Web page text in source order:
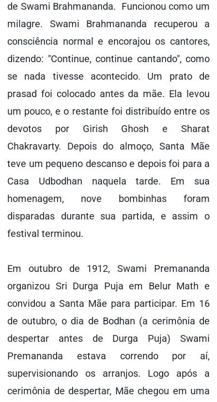
de Swami Brahmananda. Funcionou como um
milagre. Swami Brahmananda recuperou a
consciência normal e encorajou os cantores,
dizendo: "Continue, continue cantando", como
se nada tivesse acontecido. Um prato de
prasad foi colocado antes da mãe. Ela levou
um pouco, e o restante foi distribuído entre os
devotos por Girish Ghosh e Sharat
Chakravarty. Depois do almoço, Santa Mãe
teve um pequeno descanso e depois foi para a
Casa Udbodhan naquela tarde. Em sua
homenagem, nove bombinhas foram
disparadas durante sua partida, e assim o
festival terminou.
Em outubro de 1912, Swami Premananda
organizou Sri Durga Puja em Belur Math e
convidou a Santa Mãe para participar. Em 16
de outubro, o dia de Bodhan (a cerimônia de
despertar antes de Durga Puja) Swami
Premananda estava correndo por aí,
supervisionando os arranjos. Logo após a
cerimônia de despertar, Mãe chegou em uma